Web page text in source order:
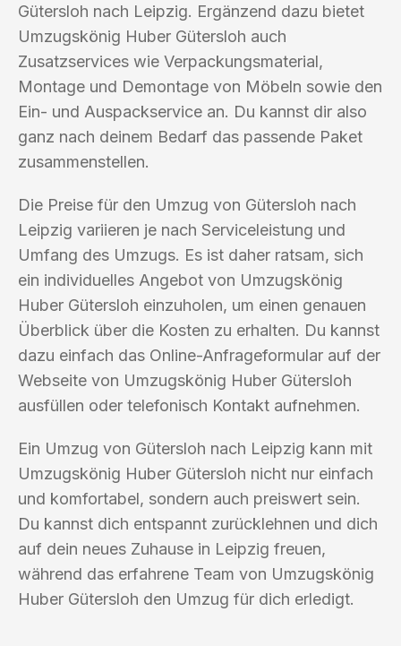
Gütersloh nach Leipzig. Ergänzend dazu bietet
Umzugskönig Huber Gütersloh auch
Zusatzservices wie Verpackungsmaterial,
Montage und Demontage von Möbeln sowie den
Ein- und Auspackservice an. Du kannst dir also
ganz nach deinem Bedarf das passende Paket
zusammenstellen.
Die Preise für den Umzug von Gütersloh nach
Leipzig variieren je nach Serviceleistung und
Umfang des Umzugs. Es ist daher ratsam, sich
ein individuelles Angebot von Umzugskönig
Huber Gütersloh einzuholen, um einen genauen
Überblick über die Kosten zu erhalten. Du kannst
dazu einfach das Online-Anfrageformular auf der
Webseite von Umzugskönig Huber Gütersloh
ausfüllen oder telefonisch Kontakt aufnehmen.
Ein Umzug von Gütersloh nach Leipzig kann mit
Umzugskönig Huber Gütersloh nicht nur einfach
und komfortabel, sondern auch preiswert sein.
Du kannst dich entspannt zurücklehnen und dich
auf dein neues Zuhause in Leipzig freuen,
während das erfahrene Team von Umzugskönig
Huber Gütersloh den Umzug für dich erledigt.